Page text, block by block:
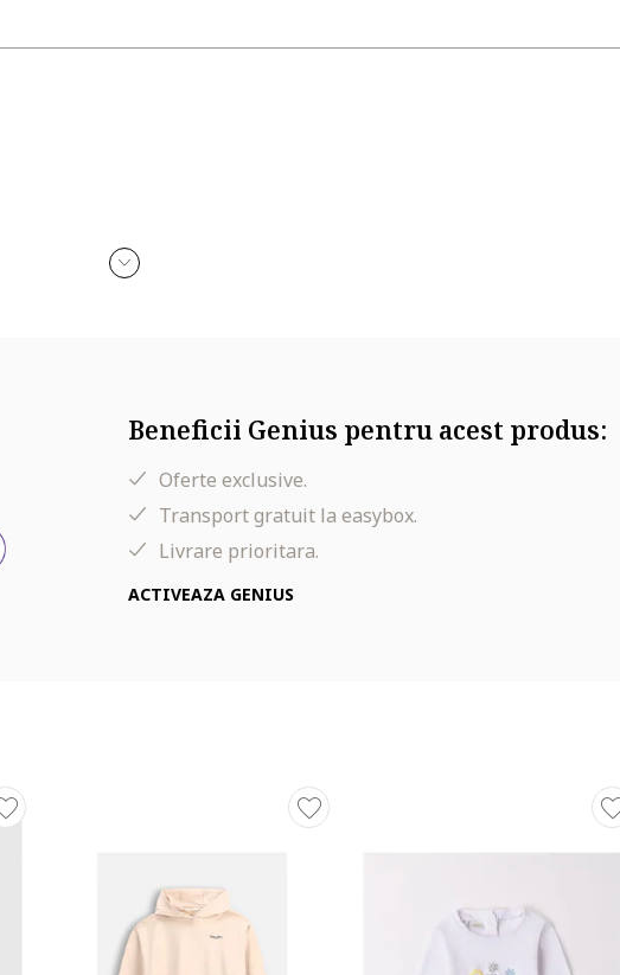
Beneficii Genius pentru acest produs:
Oferte exclusive.
Transport gratuit la easybox.
Livrare prioritara.
ACTIVEAZA GENIUS